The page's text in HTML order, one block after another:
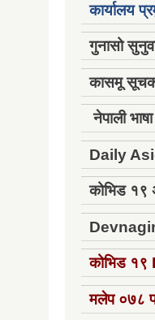
कार्यालय
गुनासो
कासमू
नेपाली
Daily
कोभिड १९
कोभिड १९
मलेप ०७८